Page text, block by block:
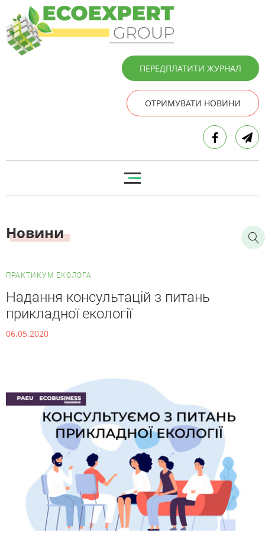
ПЕРЕДПЛАТИТИ ЖУРНАЛ
ОТРИМУВАТИ НОВИНИ
Новини
ПРАКТИКУМ ЕКОЛОГА
Надання консультацій з питань
прикладної екології
06.05.2020